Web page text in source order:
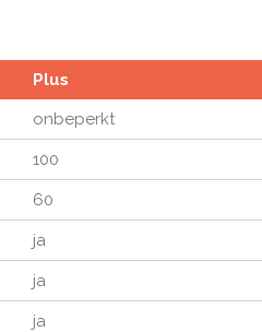
Plus
onbeperkt
100
60
ja
ja
ja